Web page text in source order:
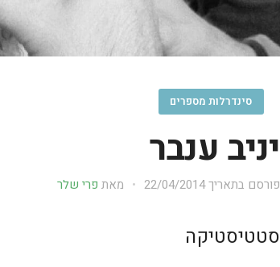
סינדרלות מספרים
יניב ענבר
פורסם בתאריך22/04/2014 מאת פרי שלר
סטטיסטיקה